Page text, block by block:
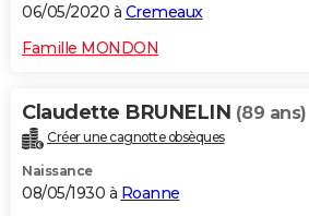
06/05/2020 à Cremeaux
Famille MONDON
Claudette BRUNELIN (89 ans)
Créer une cagnotte obsèques
Naissance
08/05/1930 à Roanne